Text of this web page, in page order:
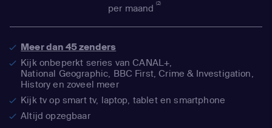
per maand(2)
Meer dan 45 zenders
Kijk onbeperkt series van CANAL+,
National Geographic, BBC First, Crime & Investigation,
History en zoveel meer
Kijk tv op smart tv, laptop, tablet en smartphone
Altijd opzegbaar